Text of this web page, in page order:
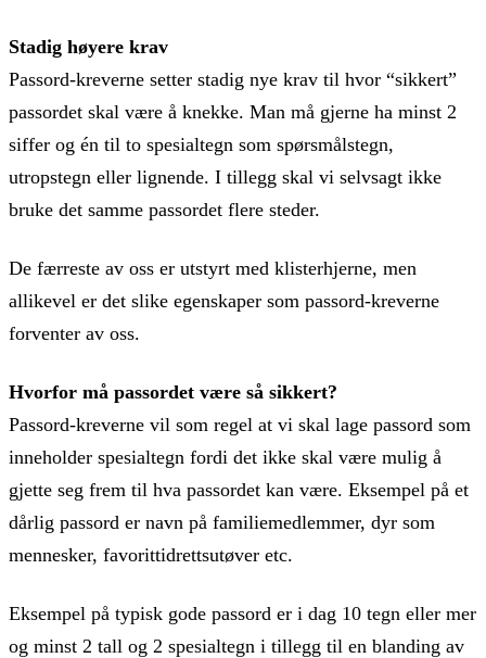
Stadig høyere krav
Passord-kreverne setter stadig nye krav til hvor “sikkert”
passordet skal være å knekke. Man må gjerne ha minst 2
siffer og én til to spesialtegn som spørsmålstegn,
utropstegn eller lignende. I tillegg skal vi selvsagt ikke
bruke det samme passordet flere steder.
De færreste av oss er utstyrt med klisterhjerne, men
allikevel er det slike egenskaper som passord-kreverne
forventer av oss.
Hvorfor må passordet være så sikkert?
Passord-kreverne vil som regel at vi skal lage passord som
inneholder spesialtegn fordi det ikke skal være mulig å
gjette seg frem til hva passordet kan være. Eksempel på et
dårlig passord er navn på familiemedlemmer, dyr som
mennesker, favorittidrettsutøver etc.
Eksempel på typisk gode passord er i dag 10 tegn eller mer
og minst 2 tall og 2 spesialtegn i tillegg til en blanding av